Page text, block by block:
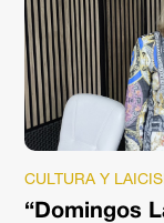
CULTURA Y
“Domingos